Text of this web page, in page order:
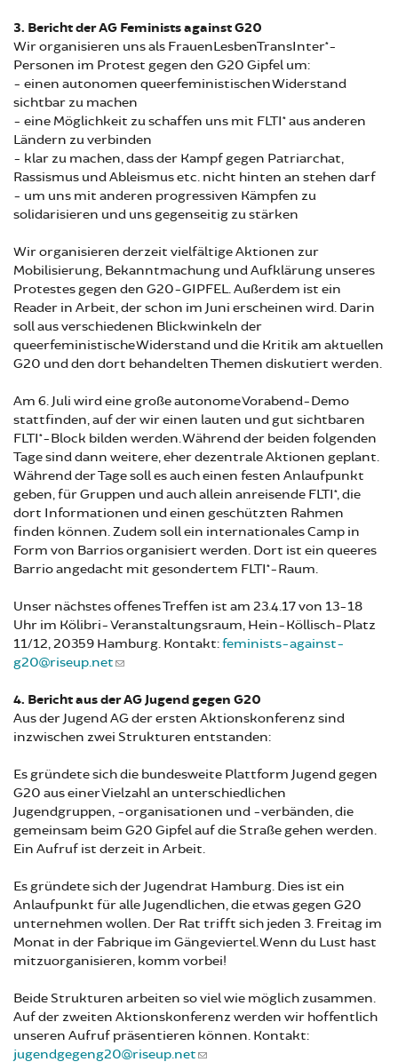
3. Bericht der AG Feminists against G20
Wir organisieren uns als FrauenLesbenTransInter*-
Personen im Protest gegen den G20 Gipfel um:
- einen autonomen queerfeministischen Widerstand
sichtbar zu machen
- eine Möglichkeit zu schaffen uns mit FLTI* aus anderen
Ländern zu verbinden
- klar zu machen, dass der Kampf gegen Patriarchat,
Rassismus und Ableismus etc. nicht hinten an stehen darf
- um uns mit anderen progressiven Kämpfen zu
solidarisieren und uns gegenseitig zu stärken
Wir organisieren derzeit vielfältige Aktionen zur
Mobilisierung, Bekanntmachung und Aufklärung unseres
Protestes gegen den G20-GIPFEL. Außerdem ist ein
Reader in Arbeit, der schon im Juni erscheinen wird. Darin
soll aus verschiedenen Blickwinkeln der
queerfeministische Widerstand und die Kritik am aktuellen
G20 und den dort behandelten Themen diskutiert werden.
Am 6. Juli wird eine große autonome Vorabend-Demo
stattfinden, auf der wir einen lauten und gut sichtbaren
FLTI*-Block bilden werden. Während der beiden folgenden
Tage sind dann weitere, eher dezentrale Aktionen geplant.
Während der Tage soll es auch einen festen Anlaufpunkt
geben, für Gruppen und auch allein anreisende FLTI*, die
dort Informationen und einen geschützten Rahmen
finden können. Zudem soll ein internationales Camp in
Form von Barrios organisiert werden. Dort ist ein queeres
Barrio angedacht mit gesondertem FLTI*-Raum.
Unser nächstes offenes Treffen ist am 23.4.17 von 13-18
Uhr im Kölibri- Veranstaltungsraum, Hein-Köllisch-Platz
11/12, 20359 Hamburg. Kontakt:feminists-against-
g20@riseup.net
4. Bericht aus der AG Jugend gegen G20
Aus der Jugend AG der ersten Aktionskonferenz sind
inzwischen zwei Strukturen entstanden:
Es gründete sich die bundesweite Plattform Jugend gegen
G20 aus einer Vielzahl an unterschiedlichen
Jugendgruppen, -organisationen und -verbänden, die
gemeinsam beim G20 Gipfel auf die Straße gehen werden.
Ein Aufruf ist derzeit in Arbeit.
Es gründete sich der Jugendrat Hamburg. Dies ist ein
Anlaufpunkt für alle Jugendlichen, die etwas gegen G20
unternehmen wollen. Der Rat trifft sich jeden 3. Freitag im
Monat in der Fabrique im Gängeviertel. Wenn du Lust hast
mitzuorganisieren, komm vorbei!
Beide Strukturen arbeiten so viel wie möglich zusammen.
Auf der zweiten Aktionskonferenz werden wir hoffentlich
unseren Aufruf präsentieren können. Kontakt:
jugendgegeng20@riseup.net